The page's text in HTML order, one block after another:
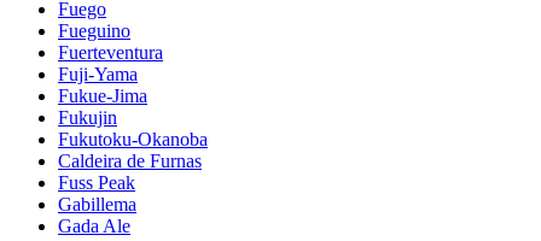
Fuego
Fueguino
Fuerteventura
Fuji-Yama
Fukue-Jima
Fukujin
Fukutoku-Okanoba
Caldeira de Furnas
Fuss Peak
Gabillema
Gada Ale